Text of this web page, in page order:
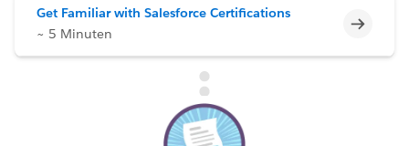
Get Familiar with Salesforce Certifications
~ 5 Minuten